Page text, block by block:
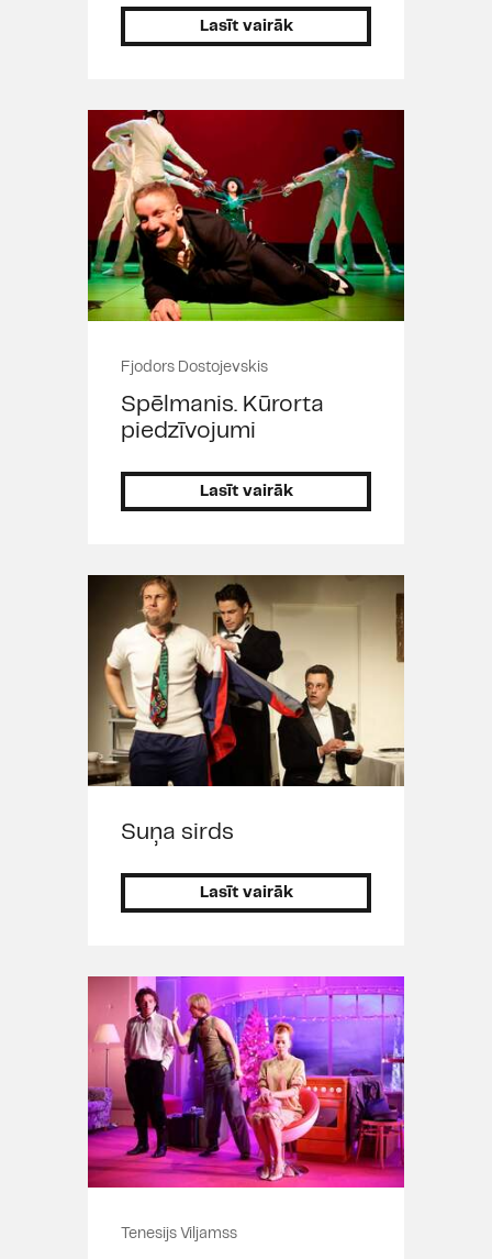
Lasīt vairāk
Fjodors Dostojevskis
Spēlmanis. Kūrorta
piedzīvojumi
Lasīt vairāk
Suņa sirds
Lasīt vairāk
Tenesijs Viljamss